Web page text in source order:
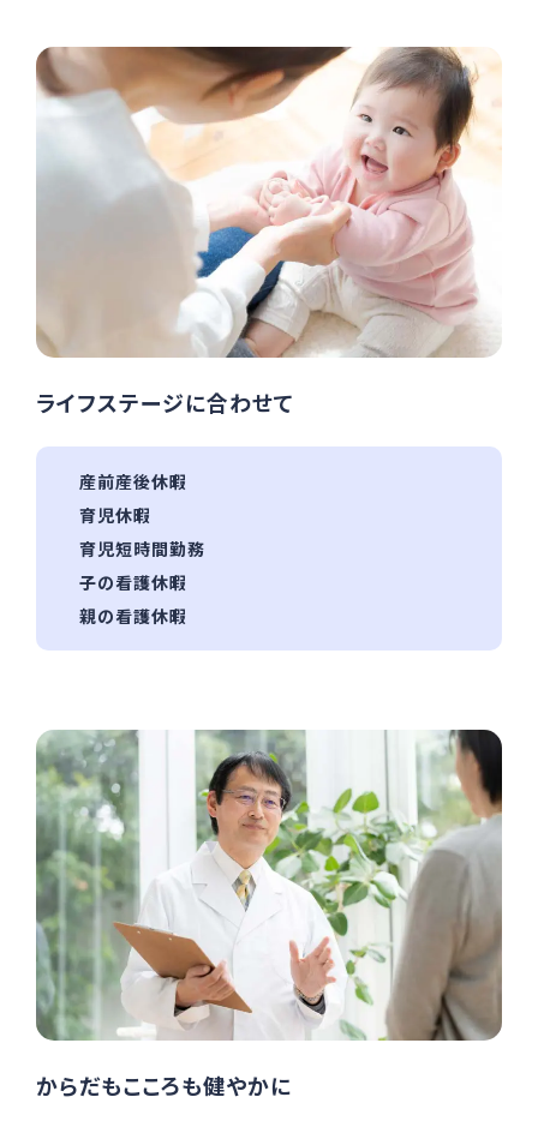
ライフステージに合わせて
産前産後休暇
育児休暇
育児短時間勤務
⼦の看護休暇
親の看護休暇
からだもこころも健やかに